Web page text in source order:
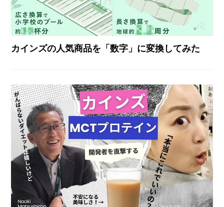
カインズの人気商品を「数字」に変換してみた